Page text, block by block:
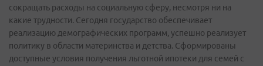
сокращать расходы на социальную сферу, несмотря ни на
какие трудности. Сегодня государство обеспечивает
реализацию демографических программ, успешно реализует
политику в области материнства и детства. Сформированы
доступные условия получения льготной ипотеки для семей с